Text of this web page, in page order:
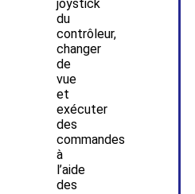
joystick
du
contrôleur,
changer
de
vue
et
exécuter
des
commandes
à
l’aide
des